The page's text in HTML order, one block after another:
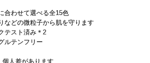
合わせて選べる全15色
などの微粒子から肌を守ります
テスト済み＊2
ルテンフリー
個人差があります